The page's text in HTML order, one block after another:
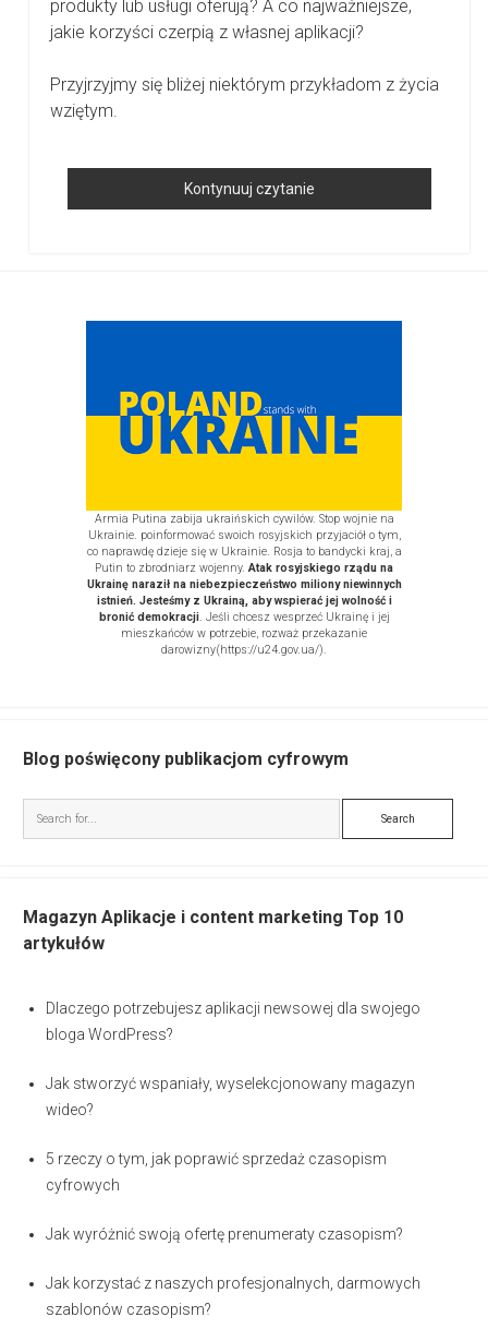
produkty lub usługi oferują? A co najważniejsze,
jakie korzyści czerpią z własnej aplikacji?
Przyjrzyjmy się bliżej niektórym przykładom z życia
wziętym.
Kontynuuj czytanie
Małe
Mogą
Własnej
Aplikacji
Armia Putina zabija ukraińskich cywilów. Stop wojnie na
Ukrainie. poinformować swoich rosyjskich przyjaciół o tym,
co naprawdę dzieje się w Ukrainie. Rosja to bandycki kraj, a
Putin to zbrodniarz wojenny.Atak rosyjskiego rządu na
Ukrainę naraził na niebezpieczeństwo miliony niewinnych
istnień. Jesteśmy z Ukrainą, aby wspierać jej wolność i
bronić demokracji. Jeśli chcesz wesprzeć Ukrainę i jej
mieszkańców w potrzebie, rozważ przekazanie
darowizny(https://u24.gov.ua/).
Blog poświęcony publikacjom cyfrowym
Search
Magazyn Aplikacje i content marketing Top 10
artykułów
Dlaczego potrzebujesz aplikacji newsowej dla swojego
bloga WordPress?
Jak stworzyć wspaniały, wyselekcjonowany magazyn
wideo?
5 rzeczy o tym, jak poprawić sprzedaż czasopism
cyfrowych
Jak wyróżnić swoją ofertę prenumeraty czasopism?
Jak korzystać z naszych profesjonalnych, darmowych
szablonów czasopism?